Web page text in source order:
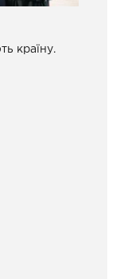
країну.